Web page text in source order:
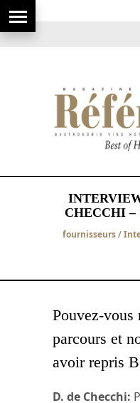
CHECCHI –
fournisseurs/
Pouvez-vous
parcours et
avoir repris
D. de Checchi: